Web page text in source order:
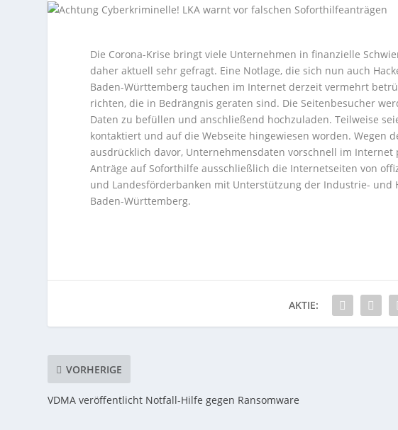
Die Corona-Krise bringt viele Unternehmen in finanzielle
daher aktuell sehr gefragt. Eine Notlage, die sich nun auch
Baden-Württemberg tauchen im Internet derzeit vermehrt
richten, die in Bedrängnis geraten sind. Die Seitenbesucher
Daten zu befüllen und anschließend hochzuladen. Teilweise
kontaktiert und auf die Webseite hingewiesen worden. Wegen
ausdrücklich davor, Unternehmensdaten vorschnell im
Anträge auf Soforthilfe ausschließlich die Internetseiten von
und Landesförderbanken mit Unterstützung der Industrie- und
Baden-Württemberg.
AKTIE:
VORHERIGE
VDMA veröffentlicht Notfall-Hilfe gegen Ransomware